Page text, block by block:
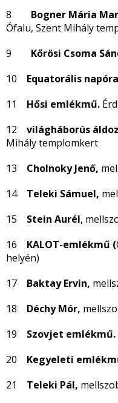
8 Bogner Mária
Ófalu, Szent Mihály
9 Kőrösi Csoma
10 Equatorális
11 Hősi emlékmű.
12 világháborús
Mihály templomkert
13 Cholnoky Jenő,
14 Teleki Sámuel,
15 Stein Aurél,
16 KALOT-emlékmű (
helyén)
17 Baktay Ervin,
18 Déchy Mór,
19 Szovjet emlékmű.
20 Kegyeleti
21 Teleki Pál,